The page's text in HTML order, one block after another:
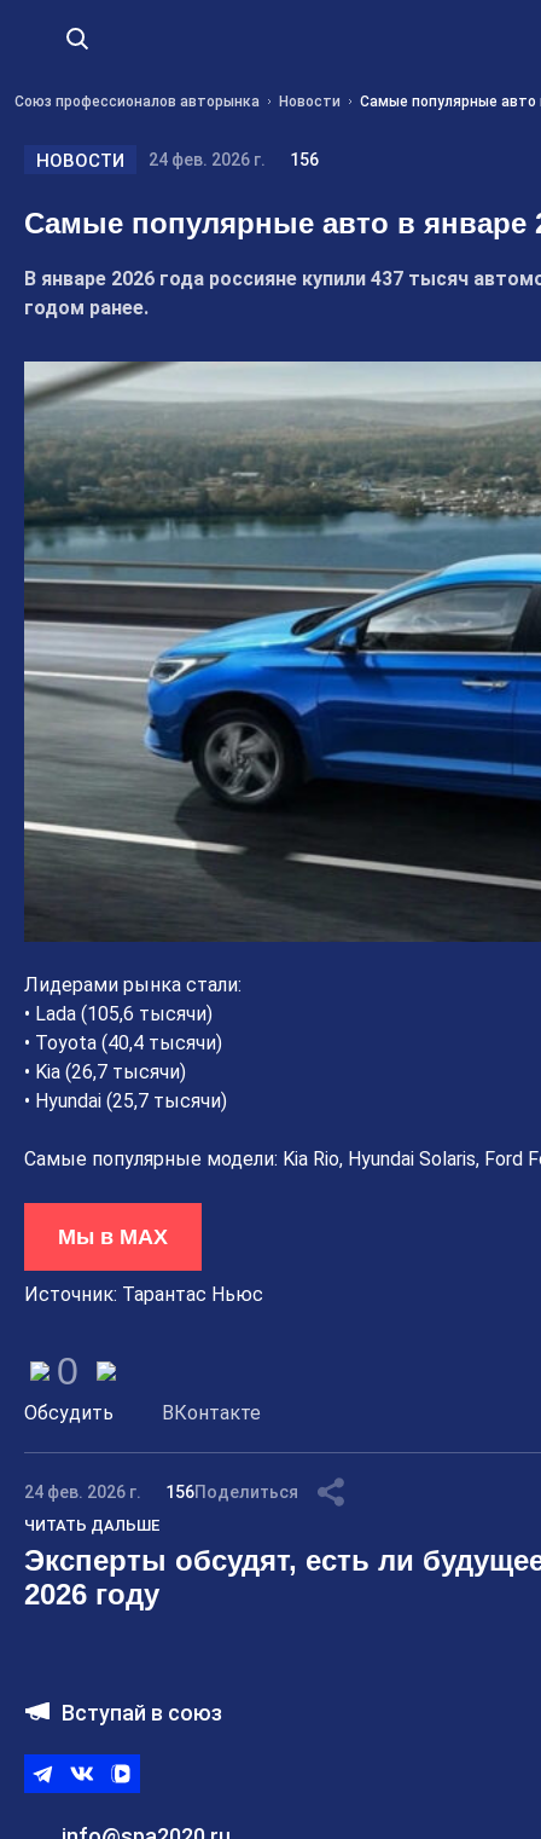
Союз профессионалов авторынка Новости Самые популярные авто
НОВОСТИ 24 фев. 2026 г. 156
Самые популярные авто в январе
В январе 2026 года россияне купили 437 тысяч
годом ранее.
Лидерами рынка стали:
• Lada (105,6 тысячи)
• Toyota (40,4 тысячи)
• Kia (26,7 тысячи)
• Hyundai (25,7 тысячи)
Самые популярные модели: Kia Rio, Hyundai Solaris, Ford
Мы в MAX
Источник: Тарантас Ньюс
0
Обсудить ВКонтакте
24 фев. 2026 г. 156Поделиться
ЧИТАТЬ ДАЛЬШЕ
Эксперты обсудят, есть ли
2026 году
Вступай в союз
TelegramВКонтакте
ВК